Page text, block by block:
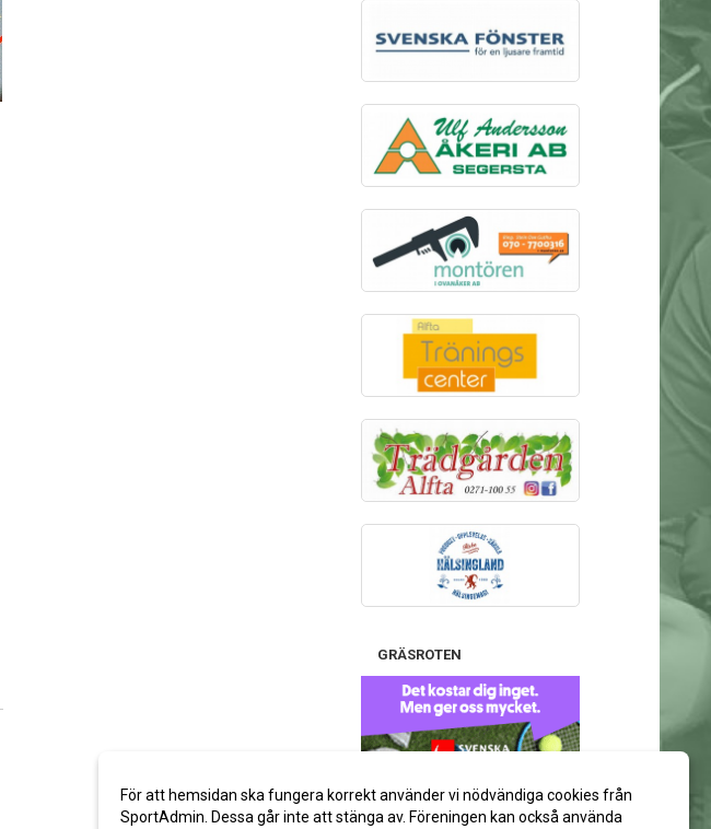
GRÄSROTEN
Stötta gärna Alfta GIF Handboll
via ditt spelkort på Svenska Spel:
För att hemsidan ska fungera korrekt använder vi nödvändiga cookies från
SportAdmin. Dessa går inte att stänga av. Föreningen kan också använda